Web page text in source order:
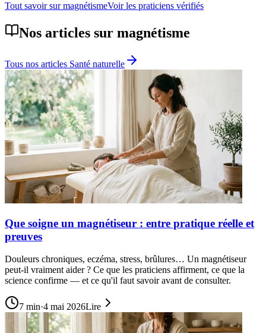
Tout savoir surmagnétismeVoir les praticiens vérifiés
Nos articles sur magnétisme
Tous nos articles Santé naturelle
Que soigne un magnétiseur : entre pratique réelle et
preuves
Douleurs chroniques, eczéma, stress, brûlures… Un magnétiseur
peut-il vraiment aider ? Ce que les praticiens affirment, ce que la
science confirme — et ce qu'il faut savoir avant de consulter.
7 min·4 mai 2026Lire